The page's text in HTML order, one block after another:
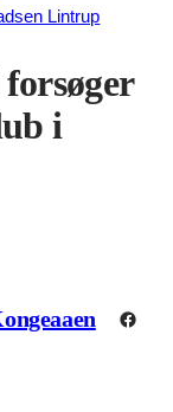
Lintrup
i